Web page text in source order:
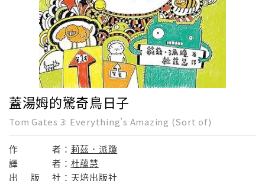
蓋湯姆的驚奇鳥日子
Tom Gates 3: Everything's Amazing (Sort of)
作 者： 莉茲．派瓊
譯
者： 杜蘊慧
出
版 社： 天培出版社